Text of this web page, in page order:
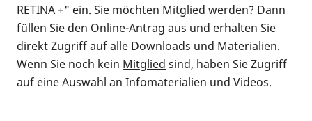
RETINA +" ein. Sie möchten Mitglied werden? Dann
füllen Sie den Online-Antrag aus und erhalten Sie
direkt Zugriff auf alle Downloads und Materialien.
Wenn Sie noch kein Mitglied sind, haben Sie Zugriff
auf eine Auswahl an Infomaterialien und Videos.